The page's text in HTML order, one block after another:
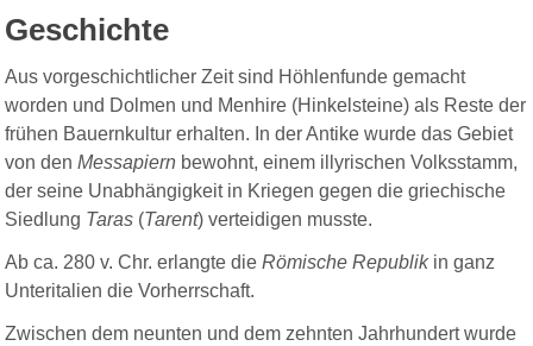
Geschichte
Aus vorgeschichtlicher Zeit sind Höhlenfunde gemacht
worden und Dolmen und Menhire (Hinkelsteine) als Reste der
frühen Bauernkultur erhalten. In der Antike wurde das Gebiet
von denMessapiern bewohnt, einem illyrischen Volksstamm,
der seine Unabhängigkeit in Kriegen gegen die griechische
Siedlung Taras (Tarent) verteidigen musste.
Ab ca. 280 v. Chr. erlangte dieRömische Republikin ganz
Unteritalien die Vorherrschaft.
Zwischen dem neunten und dem zehnten Jahrhundert wurde